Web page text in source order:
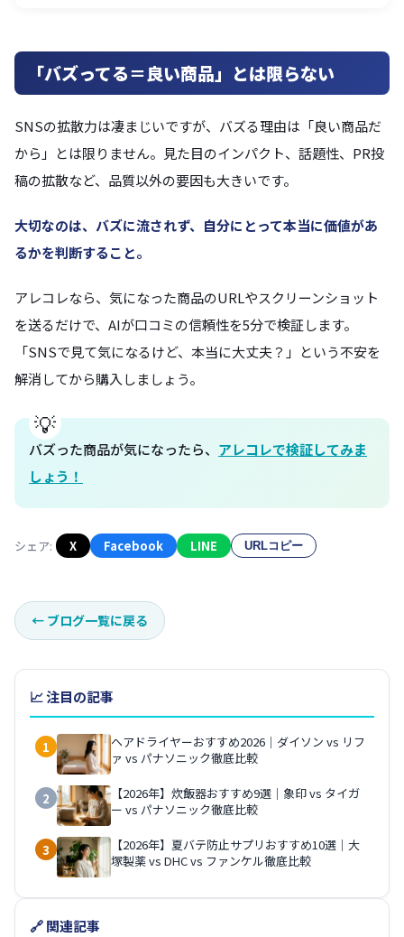
「バズってる＝良い商品」とは限らない
SNSの拡散力は凄まじいですが、バズる理由は「良い商品だ
から」とは限りません。見た目のインパクト、話題性、PR投
稿の拡散など、品質以外の要因も大きいです。
大切なのは、バズに流されず、自分にとって本当に価値があ
るかを判断すること。
アレコレなら、気になった商品のURLやスクリーンショット
を送るだけで、AIが口コミの信頼性を5分で検証します。
「SNSで見て気になるけど、本当に大丈夫？」という不安を
解消してから購入しましょう。
バズった商品が気になったら、 アレコレで検証してみま
しょう！
シェア: X Facebook LINE URLコピー
← ブログ一覧に戻る
📈 注目の記事
1
ヘアドライヤーおすすめ2026｜ダイソン vs リフ
ァ vs パナソニック徹底比較
2
【2026年】炊飯器おすすめ9選｜象印 vs タイガ
ー vs パナソニック徹底比較
3
【2026年】夏バテ防止サプリおすすめ10選｜大
塚製薬 vs DHC vs ファンケル徹底比較
🔗 関連記事